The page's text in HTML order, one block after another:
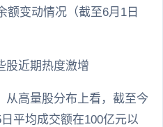
额变动情况（截至6月1日
股近期热度激增
从高量股分布上看，截至今
平均成交额在100亿元以